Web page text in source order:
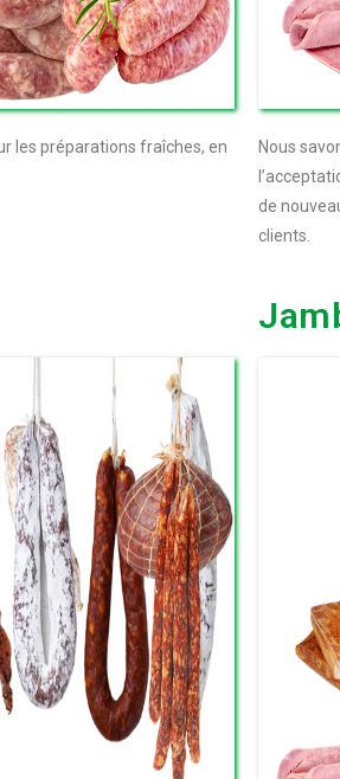
les préparations fraîches, en
Nous
de
clients.